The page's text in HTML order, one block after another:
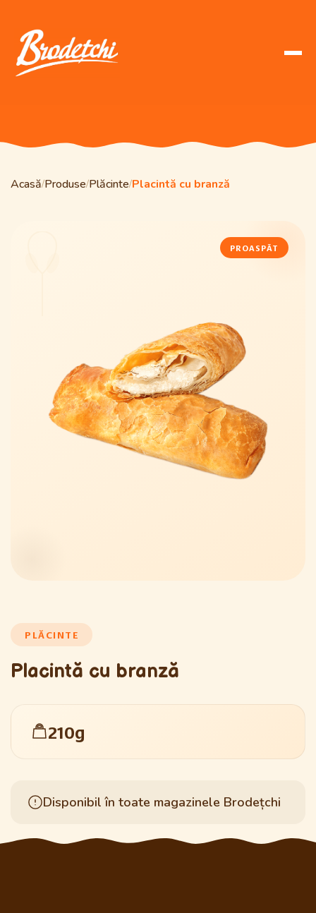
Acasă/Produse/Plăcinte/Placintă cu branză
PROASPĂT
PLĂCINTE
Placintă cu branză
210g
Disponibil în toate magazinele Brodețchi